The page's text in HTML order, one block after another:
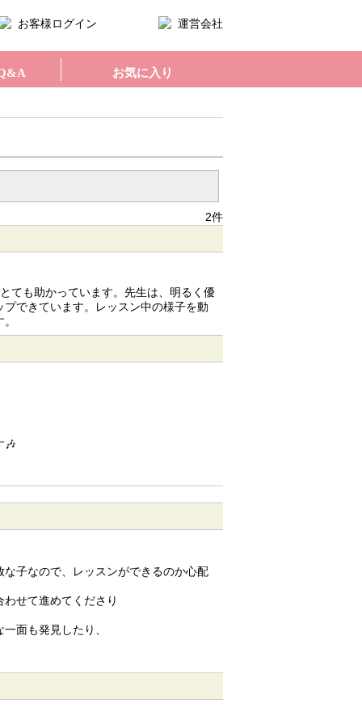
お客様ログイン 運営会社
お気に入り
2件
ても助かっています。先生は、明るく優
できています。レッスン中の様子を動
🎶
子なので、レッスンができるのか心配
せて進めてくださり
面も発見したり、